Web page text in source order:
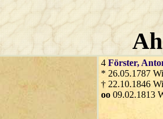
4 Förster,
* 26.05.1787
† 22.10.1846
oo 09.02.1813